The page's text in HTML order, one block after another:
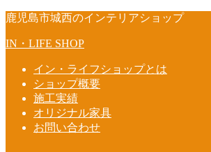
鹿児島市城西のインテリアショップ
IN・LIFE SHOP
イン・ライフショップとは
ショップ概要
施工実績
オリジナル家具
お問い合わせ